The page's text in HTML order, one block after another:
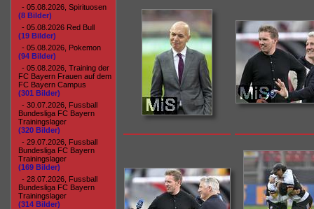
- 05.08.2026, Spirituosen
(8 Bilder)
- 05.08.2026 Red Bull
(19 Bilder)
- 05.08.2026, Pokemon
(94 Bilder)
- 05.08.2026, Training der
FC Bayern Frauen auf dem
FC Bayern Campus
(301 Bilder)
- 30.07.2026, Fussball
Bundesliga FC Bayern
Trainingslager
(320 Bilder)
- 29.07.2026, Fussball
Bundesliga FC Bayern
Trainingslager
(169 Bilder)
- 28.07.2026, Fussball
Bundesliga FC Bayern
Trainingslager
(314 Bilder)